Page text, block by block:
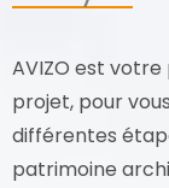
AVIZO est
projet, pour
différentes
patrimoine